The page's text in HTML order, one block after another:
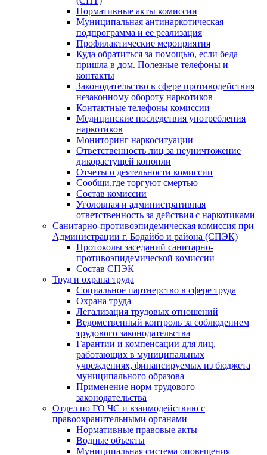
Нормативные акты комиссии
Муниципальная антинаркотическая
подпрограмма и ее реализация
Профилактические мероприятия
Куда обратиться за помощью, если беда
пришла в дом. Полезные телефоны и
контакты
Законодательство в сфере противодействия
незаконному обороту наркотиков
Контактные телефоны комиссии
Медицинские последствия употребления
наркотиков
Мониторинг наркоситуации
Ответственность лиц за неуничтожение
дикорастущей конопли
Отчеты о деятельности комиссии
Сообщи,где торгуют смертью
Состав комиссии
Уголовная и административная
ответственность за действия с наркотиками
Санитарно-противоэпидемическая комиссия при
Администрации г. Бодайбо и района (СПЭК)
Протоколы заседаний санитарно-
противоэпидемической комиссии
Состав СПЭК
Труд и охрана труда
Социальное партнерство в сфере труда
Охрана труда
Легализация трудовых отношений
Ведомственный контроль за соблюдением
трудового законодательства
Гарантии и компенсации для лиц,
работающих в муниципальных
учреждениях, финансируемых из бюджета
муниципального образова
Применение норм трудового
законодательства
Отдел по ГО ЧС и взаимодействию с
правоохранительными органами
Нормативные правовые акты
Водные объекты
Муниципальная система оповещения